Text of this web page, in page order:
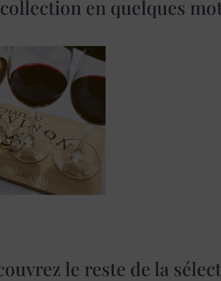
en quelques
le reste de la